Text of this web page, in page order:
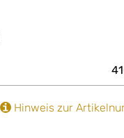
Hinweis zur